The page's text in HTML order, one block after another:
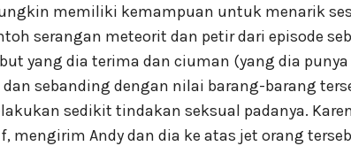
memiliki kemampuan untuk menarik
serangan meteorit dan petir dari episode
yang dia terima dan ciuman (yang dia
sebanding dengan nilai barang-barang
sedikit tindakan seksual padanya.
mengirim Andy dan dia ke atas jet orang